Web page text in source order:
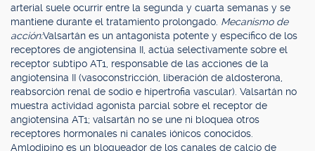
arterial suele ocurrir entre la segunda y cuarta semanas y se
mantiene durante el tratamiento prolongado. Mecanismo de
acción:Valsartán es un antagonista potente y específico de los
receptores de angiotensina II, actúa selectivamente sobre el
receptor subtipo AT1, responsable de las acciones de la
angiotensina II (vasoconstricción, liberación de aldosterona,
reabsorción renal de sodio e hipertrofia vascular). Valsartán no
muestra actividad agonista parcial sobre el receptor de
angiotensina AT1; valsartán no se une ni bloquea otros
receptores hormonales ni canales iónicos conocidos.
Amlodipino es un bloqueador de los canales de calcio de